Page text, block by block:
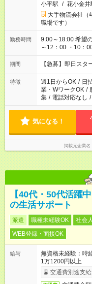
小平駅 / 花小金井
大手物流会社（
職場です）
勤務時間
9:00～18:00 希望の時間帯を選べます！ ＜シフト例＞ ・8：30
～12：00 ・10：
22：00 ・22：00
期間 【急募】即日ス
特徴 週1日からOK / 日
業・WワークOK /
集 / 電話対応なし /
気になる！
掲載元企業名
【40代・50代活躍
の生活サポート
派遣 職種未経験OK 社会
WEB登録・面接OK
給与
無資格未経験：
1万1200円以上
交通費別途支給